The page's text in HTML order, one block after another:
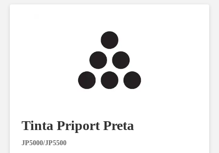
Tinta Priport Preta
JP5000/JP5500